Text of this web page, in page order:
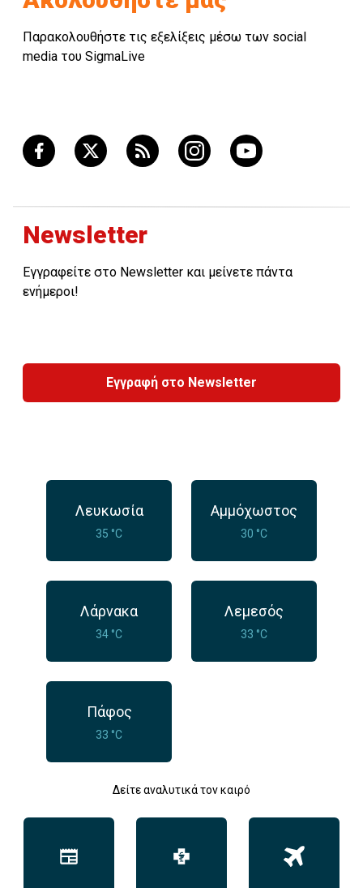
Παρακολουθήστε τις εξελίξεις μέσω των social
media του SigmaLive
Newsletter
Εγγραφείτε στο Newsletter και μείνετε πάντα
ενήμεροι!
Εγγραφή στο Newsletter
Λευκωσία
35 °C
Αμμόχωστος
30 °C
Λάρνακα
34 °C
Λεμεσός
33 °C
Πάφος
33 °C
Δείτε αναλυτικά τον καιρό